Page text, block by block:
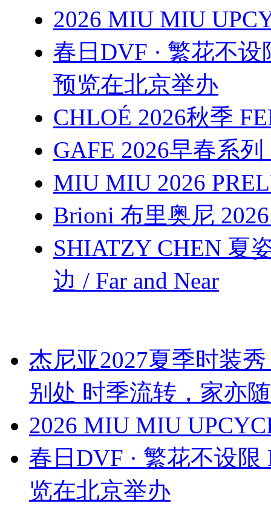
2026 MIU MIU
春日DVF · 繁花不
预览在北京举办
CHLOÉ 2026秋季
GAFE 2026早春系
MIU MIU 2026
Brioni 布里奥尼
SHIATZY CHEN 夏
边 / Far and Near
杰尼亚2027夏季时装
别处 时季流转，家亦
2026 MIU MIU
春日DVF · 繁花不设
览在北京举办